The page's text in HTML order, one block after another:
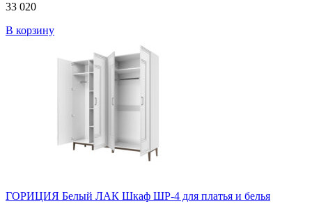
33 020
В корзину
ГОРИЦИЯ Белый ЛАК Шкаф ШР-4 для платья и белья